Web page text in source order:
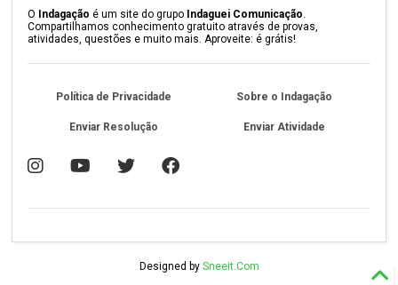
O Indagação é um site do grupo Indaguei Comunicação.
Compartilhamos conhecimento gratuito através de provas,
atividades, questões e muito mais. Aproveite: é grátis!
Política de Privacidade Sobre o Indagação
Enviar Resolução Enviar Atividade
Designed by Sneeit.Com